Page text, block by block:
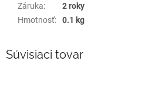
Záruka:
2 roky
Hmotnosť: 0.1 kg
Súvisiaci tovar